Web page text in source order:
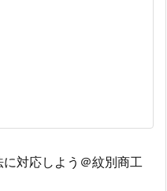
対応しよう＠紋別商工